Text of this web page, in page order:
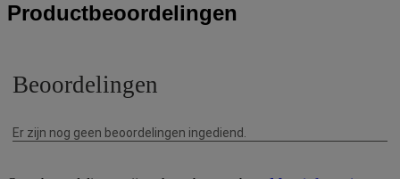
Productbeoordelingen